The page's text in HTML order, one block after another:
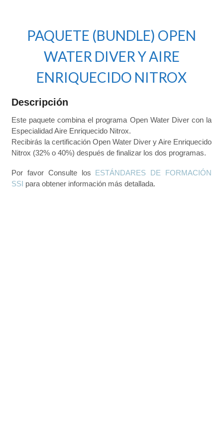
PAQUETE (BUNDLE) OPEN
WATER DIVER Y AIRE
ENRIQUECIDO NITROX
Descripción
Este paquete combina el programa Open Water Diver con la
Especialidad Aire Enriquecido Nitrox.
Recibirás la certificación Open Water Diver y Aire Enriquecido
Nitrox (32% o 40%) después de finalizar los dos programas.
Por favor Consulte los ESTÁNDARES DE FORMACIÓN
SSI para obtener información más detallada.